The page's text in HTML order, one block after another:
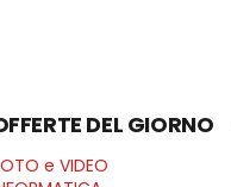
DEL GIORNO
e VIDEO